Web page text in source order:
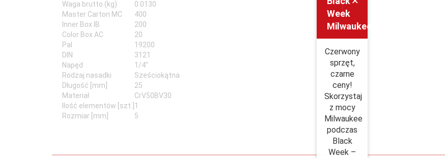
Waga brutto (kg)
0.0130
Master Carton MC
400
Inner Box IB
200
Color Box AC
20
Pal
19200
DIN
3121
Napęd
1/4"
Rodzaj nasadki
Sześciokątna
Długość [mm]
25
Materiał
CrV50BV30
Ilość elementów [szt.] 1
Rozmiar [mm]
5
Week
Milwaukee
Czerwony
sprzęt,
czarne
ceny!
Skorzystaj
z mocy
Milwaukee
podczas
Black
Week –